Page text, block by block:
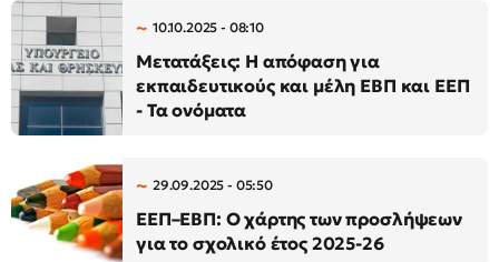
10.10.2025 - 08:10
Mετατάξεις: Η απόφαση για
εκπαιδευτικούς και μέλη ΕΒΠ και ΕΕΠ
- Τα ονόματα
29.09.2025 - 05:50
ΕΕΠ–ΕΒΠ: Ο χάρτης των προσλήψεων
για το σχολικό έτος 2025-26